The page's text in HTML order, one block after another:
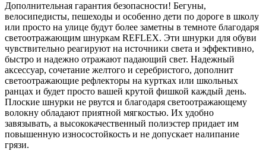
Дополнительная гарантия безопасности! Бегуны,
велосипедисты, пешеходы и особенно дети по дороге в школу
или просто на улице будут более заметны в темноте благодаря
светоотражающим шнуркам REFLEX. Эти шнурки для обуви
чувствительно реагируют на источники света и эффективно,
быстро и надежно отражают падающий свет. Надежный
аксессуар, сочетание желтого и серебристого, дополнит
светоотражающие рефлекторы на куртках или школьных
ранцах и будет просто вашей крутой фишкой каждый день.
Плоские шнурки не рвутся и благодаря светоотражающему
волокну обладают приятной мягкостью. Их удобно
завязывать, а высококачественный полиэстер придает им
повышенную износостойкость и не допускает налипание
грязи.